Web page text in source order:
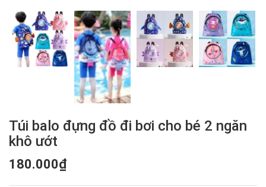
Túi balo đựng đồ đi bơi cho bé 2 ngăn
khô ướt
180.000₫